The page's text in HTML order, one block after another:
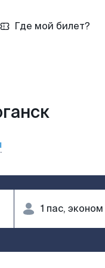
Где мой билет?